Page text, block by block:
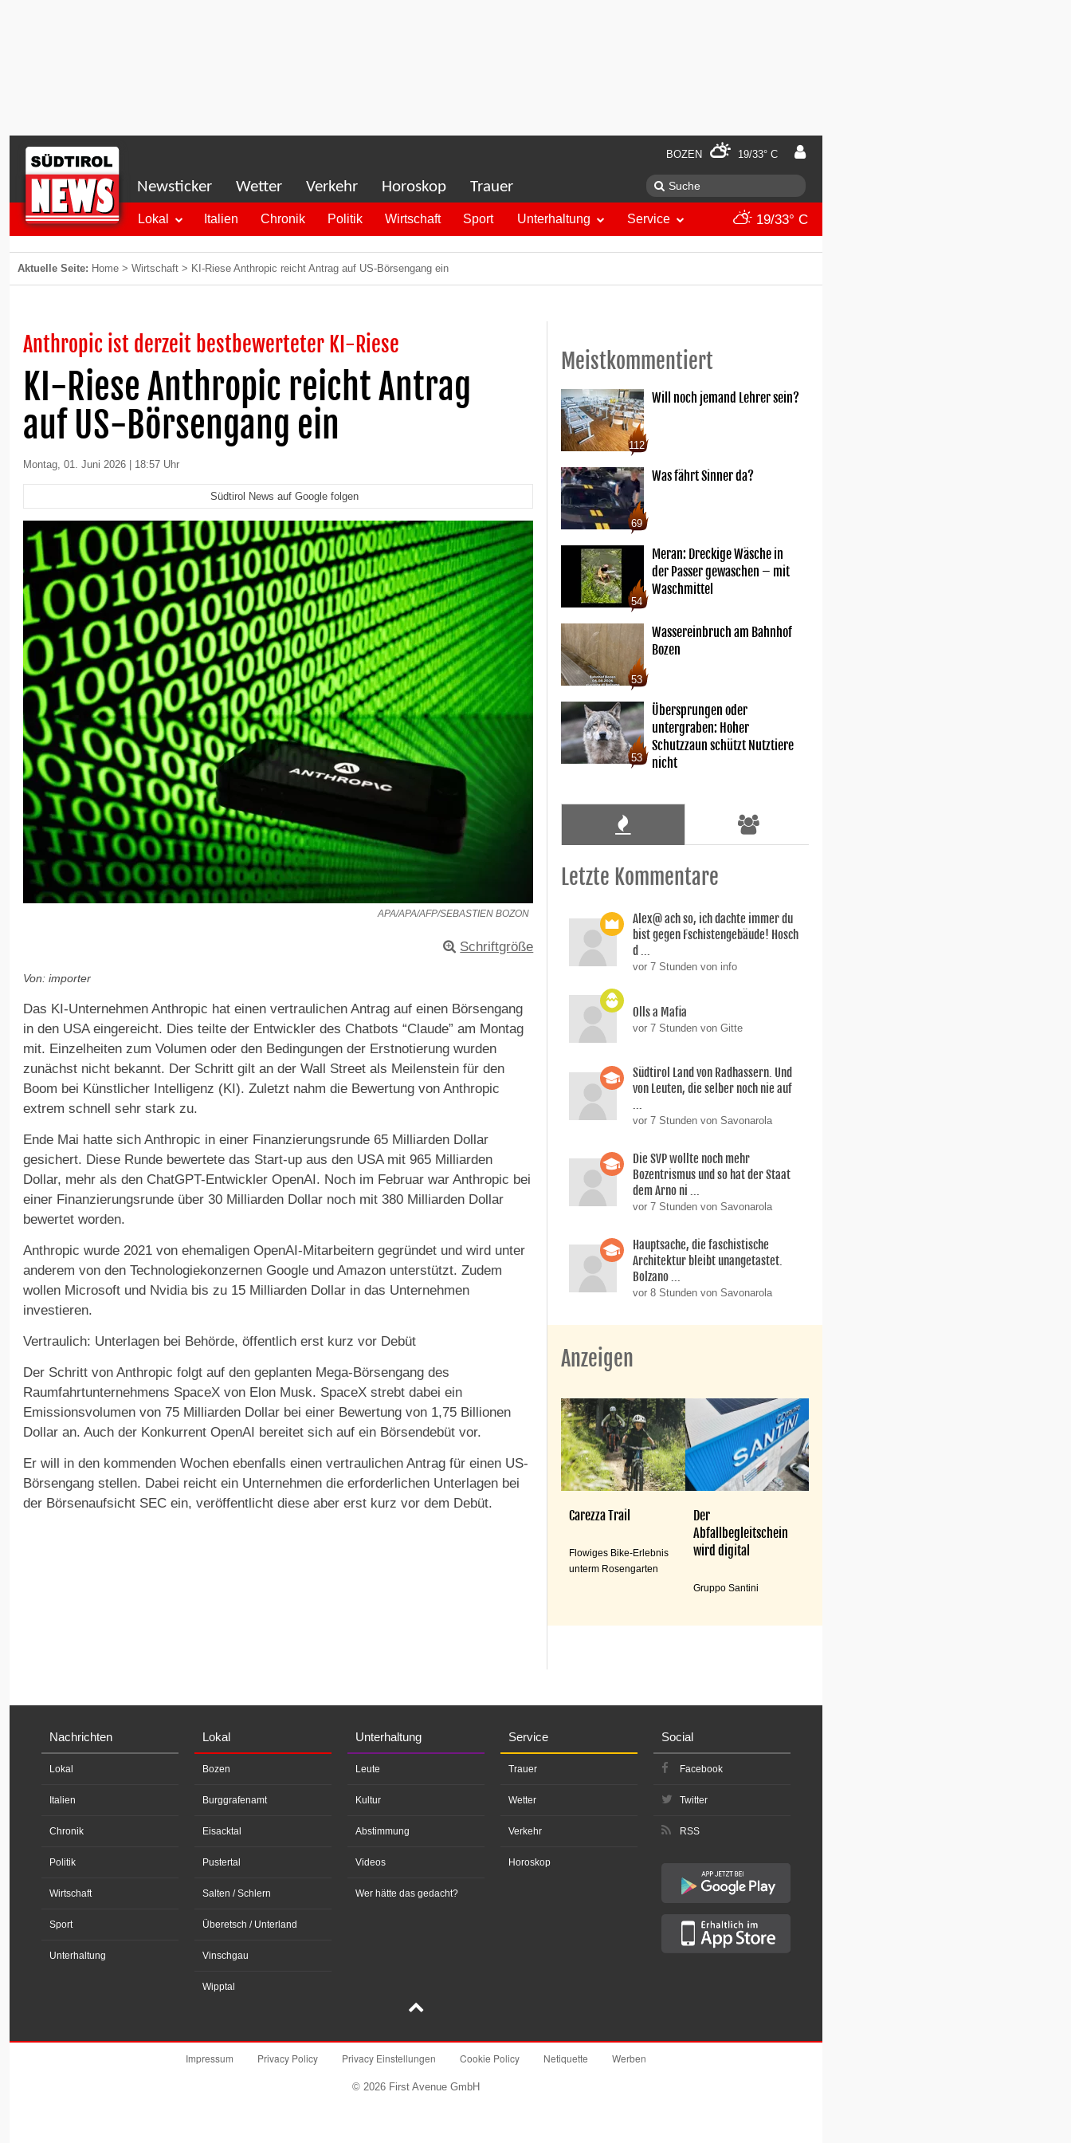
BOZEN 19/33° C
Newsticker Wetter Verkehr Horoskop Trauer
Lokal Italien Chronik Politik Wirtschaft Sport Unterhaltung Service 19/33° C
Aktuelle Seite: Home > Wirtschaft > KI-Riese Anthropic reicht Antrag auf US-Börsengang ein
Anthropic ist derzeit bestbewerteter KI-Riese
KI-Riese Anthropic reicht Antrag
auf US-Börsengang ein
Montag, 01. Juni 2026 | 18:57 Uhr
Südtirol News auf Google folgen
APA/APA/AFP/SEBASTIEN BOZON
Schriftgröße
Von: importer
Das KI-Unternehmen Anthropic hat einen vertraulichen Antrag auf einen Börsengang
in den USA eingereicht. Dies teilte der Entwickler des Chatbots “Claude” am Montag
mit. Einzelheiten zum Volumen oder den Bedingungen der Erstnotierung wurden
zunächst nicht bekannt. Der Schritt gilt an der Wall Street als Meilenstein für den
Boom bei Künstlicher Intelligenz (KI). Zuletzt nahm die Bewertung von Anthropic
extrem schnell sehr stark zu.
Ende Mai hatte sich Anthropic in einer Finanzierungsrunde 65 Milliarden Dollar
gesichert. Diese Runde bewertete das Start-up aus den USA mit 965 Milliarden
Dollar, mehr als den ChatGPT-Entwickler OpenAI. Noch im Februar war Anthropic bei
einer Finanzierungsrunde über 30 Milliarden Dollar noch mit 380 Milliarden Dollar
bewertet worden.
Anthropic wurde 2021 von ehemaligen OpenAI-Mitarbeitern gegründet und wird unter
anderem von den Technologiekonzernen Google und Amazon unterstützt. Zudem
wollen Microsoft und Nvidia bis zu 15 Milliarden Dollar in das Unternehmen
investieren.
Vertraulich: Unterlagen bei Behörde, öffentlich erst kurz vor Debüt
Der Schritt von Anthropic folgt auf den geplanten Mega-Börsengang des
Raumfahrtunternehmens SpaceX von Elon Musk. SpaceX strebt dabei ein
Emissionsvolumen von 75 Milliarden Dollar bei einer Bewertung von 1,75 Billionen
Dollar an. Auch der Konkurrent OpenAI bereitet sich auf ein Börsendebüt vor.
Er will in den kommenden Wochen ebenfalls einen vertraulichen Antrag für einen US-
Börsengang stellen. Dabei reicht ein Unternehmen die erforderlichen Unterlagen bei
der Börsenaufsicht SEC ein, veröffentlicht diese aber erst kurz vor dem Debüt.
Meistkommentiert
112
Will noch jemand Lehrer sein?
69
Was fährt Sinner da?
54
Meran: Dreckige Wäsche in
der Passer gewaschen – mit
Waschmittel
53
Wassereinbruch am Bahnhof
Bozen
53
Übersprungen oder
untergraben: Hoher
Schutzzaun schützt Nutztiere
nicht
Letzte Kommentare
Alex@ ach so, ich dachte immer du
bist gegen Fschistengebäude! Hosch
d ...
vor 7 Stunden von info
Olls a Mafia
vor 7 Stunden von Gitte
Südtirol Land von Radhassern. Und
von Leuten, die selber noch nie auf
...
vor 7 Stunden von Savonarola
Die SVP wollte noch mehr
Bozentrismus und so hat der Staat
dem Arno ni ...
vor 7 Stunden von Savonarola
Hauptsache, die faschistische
Architektur bleibt unangetastet.
Bolzano ...
vor 8 Stunden von Savonarola
Anzeigen
Carezza Trail
Flowiges Bike-Erlebnis
unterm Rosengarten
Der
Abfallbegleitschein
wird digital
Gruppo Santini
Nachrichten
Lokal
Italien
Chronik
Politik
Wirtschaft
Sport
Unterhaltung
Lokal
Bozen
Burggrafenamt
Eisacktal
Pustertal
Salten / Schlern
Überetsch / Unterland
Vinschgau
Wipptal
Unterhaltung
Leute
Kultur
Abstimmung
Videos
Wer hätte das gedacht?
Service
Trauer
Wetter
Verkehr
Horoskop
Social
Facebook
Twitter
RSS
Impressum Privacy Policy Privacy Einstellungen Cookie Policy Netiquette Werben
© 2026 First Avenue GmbH